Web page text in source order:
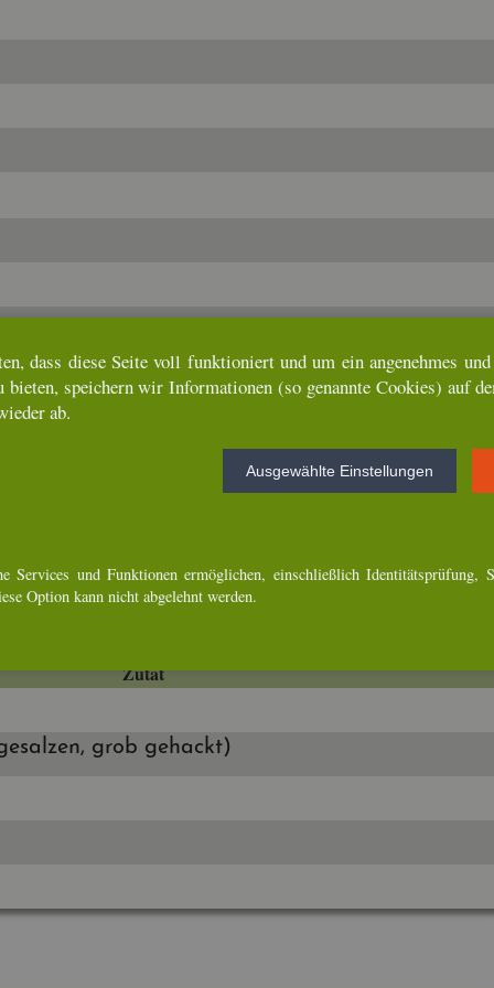
zur Deko (er­satz­wei­se Ore­ga­no)
Zutat
grob ge­hackt)
dass diese Seite voll funk­tio­niert und um ein an­ge­neh­mes und
spei­chern wir In­for­ma­tio­nen (so ge­nann­te Coo­kies) auf
ab.
Aus­ge­wähl­te Ein­stel­lun­gen
Ser­vices und Funk­tio­nen er­mög­li­chen, ein­schlie­ß­lich Iden­ti­täts­prü­fung,
Op­ti­on kann nicht ab­ge­lehnt wer­den.